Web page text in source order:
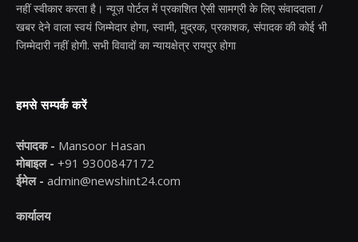
नहीं स्वीकार करता है। न्यूज़ पोर्टल में प्रकाशित ऐसी सामग्री के लिए संवाददाता /
खबर देने वाला स्वयं जिम्मेदार होगा, स्वामी, मुद्रक, प्रकाशक, संपादक की कोई भी
जिम्मेदारी नहीं होगी. सभी विवादों का न्यायक्षेत्र रायपुर होगा
हमसे सम्पर्क करें
संपादक - Mansoor Hasan
मोबाइल - +91 9300847172
ईमेल - admin@newshint24.com
कार्यालय